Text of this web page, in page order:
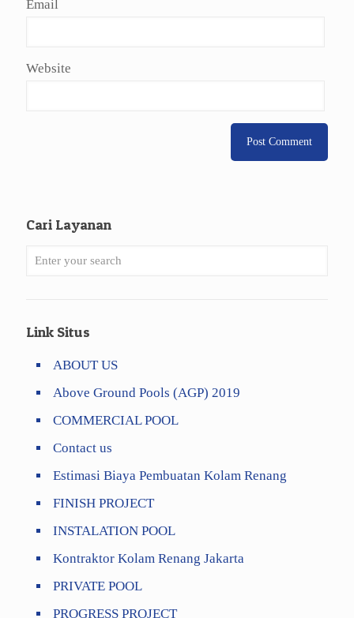
Email
Website
Cari Layanan
Link Situs
ABOUT US
Above Ground Pools (AGP) 2019
COMMERCIAL POOL
Contact us
Estimasi Biaya Pembuatan Kolam Renang
FINISH PROJECT
INSTALATION POOL
Kontraktor Kolam Renang Jakarta
PRIVATE POOL
PROGRESS PROJECT